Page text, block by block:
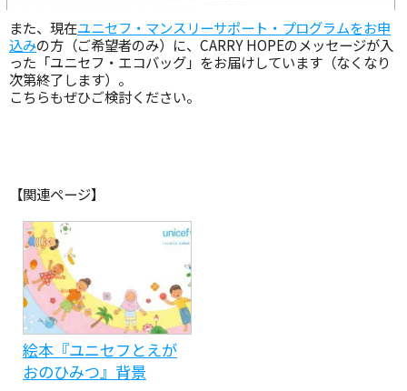
また、現在ユニセフ・マンスリーサポート・プログラムをお申
込みの方（ご希望者のみ）に、CARRY HOPEのメッセージが入
った「ユニセフ・エコバッグ」をお届けしています（なくなり
次第終了します）。
こちらもぜひご検討ください。
【関連ページ】
絵本『ユニセフとえが
おのひみつ』背景